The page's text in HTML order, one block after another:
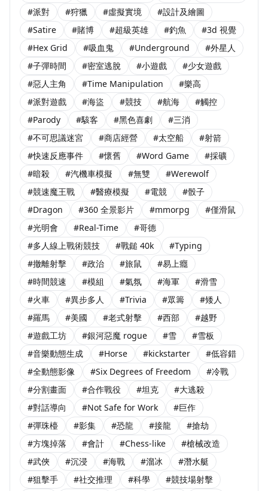
#派對
#狩獵 #虛擬實境
#設計及繪圖
#Satire
#賭博 #超級英雄 #釣魚
#3d 視覺
#Hex Grid
#吸血鬼 #Underground
#外星人
#子彈時間
#密室逃脫 #小遊戲
#少女遊戲
#惡人主角
#Time Manipulation
#樂高
#派對遊戲
#海盜 #競技 #航海
#觸控
#Parody
#駭客 #黑色喜劇
#三消
#不可思議迷宮
#商店經營 #太空船
#射箭
#快速反應事件
#懷舊 #Word Game
#採礦
#暗殺
#汽機車模擬 #無雙
#Werewolf
#競速魔王戰
#醫療模擬 #電競
#骰子
#Dragon
#360 全景影片 #mmorpg
#僅滑鼠
#光明會
#Real-Time
#哥德
#多人線上戰術競技
#戰鎚 40k
#Typing
#撤離射擊
#政治 #旅鼠
#易上癮
#時間競速
#模組 #氣氛 #海軍
#滑雪
#火車
#異步多人 #Trivia #眾籌
#矮人
#羅馬
#美國 #老式射擊 #西部
#越野
#遊戲工坊
#銀河惡魔 rogue #雪
#雪板
#音樂動態生成
#Horse #kickstarter
#低容錯
#全動態影像
#Six Degrees of Freedom
#冷戰
#分割畫面
#合作戰役 #坦克
#大逃殺
#對話導向
#Not Safe for Work
#巨作
#彈珠檯
#影集 #恐龍 #接龍
#搶劫
#方塊掉落
#會計 #Chess-like
#槍械改造
#武俠
#沉浸 #海戰 #溜冰
#潛水艇
#狙擊手
#社交推理 #科學
#競技場射擊